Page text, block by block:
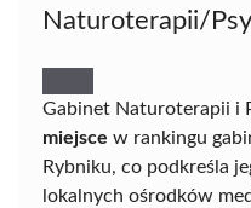
Naturoterapii/
Gabinet Naturoterapii i
miejsce w rankingu
Rybniku, co podkreśla
lokalnych ośrodków